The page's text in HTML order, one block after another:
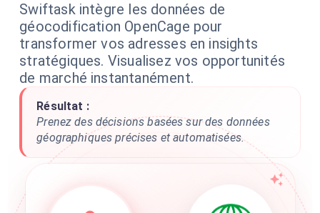
Swiftask intègre les données de
géocodification OpenCage pour
transformer vos adresses en insights
stratégiques. Visualisez vos opportunités
de marché instantanément.
Résultat :
Prenez des décisions basées sur des données
géographiques précises et automatisées.